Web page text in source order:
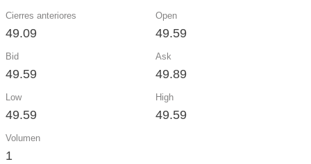
Cierres anteriores
49.09
Open
49.59
Bid
49.59
Ask
49.89
Low
49.59
High
49.59
Volumen
1